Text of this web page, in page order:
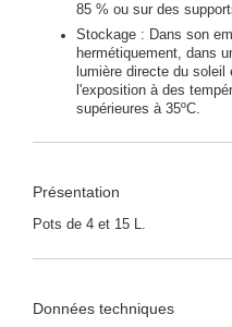
85 % ou sur des
Stockage : Dans son
hermétiquement, dans
lumière directe du
l'exposition à des
supérieures à 35ºC.
Présentation
Pots de 4 et 15 L.
Données techniques